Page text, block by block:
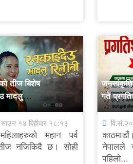
तीज बिशेष
मादलु
१४ बिहीवार १८:१३
महान पर्व
तीज नजिकिदै छ। सोही
गते
सम्मान
नेपालले
पहिलो...